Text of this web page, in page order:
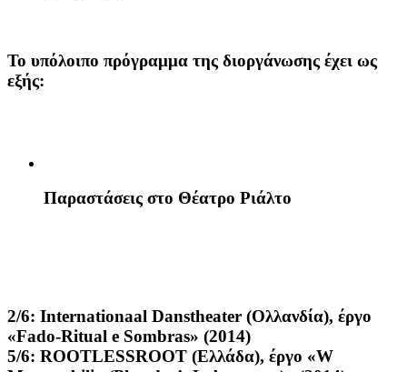
Το υπόλοιπο πρόγραμμα της διοργάνωσης έχει ως
εξής:
Παραστάσεις στο Θέατρο Ριάλτο
2/6: Internationaal Danstheater (Ολλανδία), έργο
«Fado-Ritual e Sombras» (2014)
5/6: ROOTLESSROOT (Ελλάδα), έργο «W